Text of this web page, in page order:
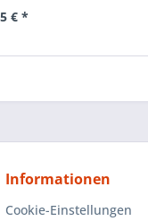
€ *
Informationen
Cookie-Einstellungen